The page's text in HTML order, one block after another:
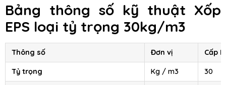
Bảng thông số kỹ thuật Xốp
EPS loại tỷ trọng 30kg/m3
Thông số Đơn vị Cấp III
Tỷ trọng Kg / m3 30